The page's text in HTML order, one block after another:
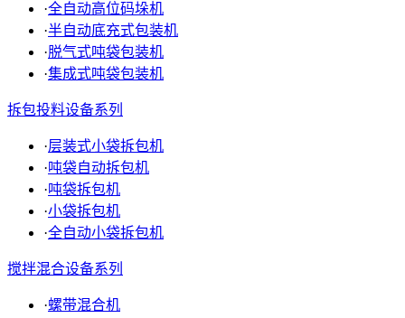
·全自动高位码垛机
·半自动底充式包装机
·脱气式吨袋包装机
·集成式吨袋包装机
拆包投料设备系列
·层装式小袋拆包机
·吨袋自动拆包机
·吨袋拆包机
·小袋拆包机
·全自动小袋拆包机
搅拌混合设备系列
·螺带混合机